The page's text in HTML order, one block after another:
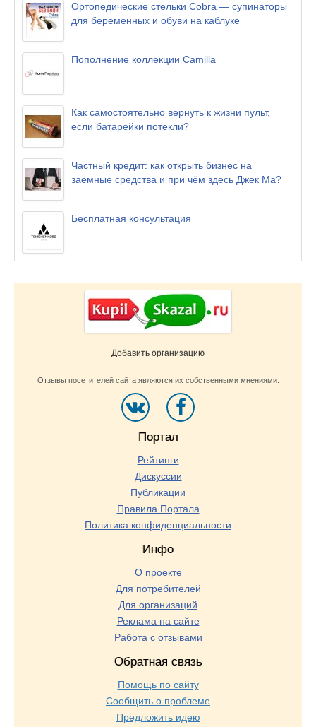
Ортопедические стельки Cobra — супинаторы
для беременных и обуви на каблуке
Пополнение коллекции Camilla
Как самостоятельно вернуть к жизни пульт,
если батарейки потекли?
Частный кредит: как открыть бизнес на
заёмные средства и при чём здесь Джек Ма?
Бесплатная консультация
Добавить организацию
Отзывы посетителей сайта являются их собственными мнениями.
Портал
Рейтинги
Дискуссии
Публикации
Правила Портала
Политика конфиденциальности
Инфо
О проекте
Для потребителей
Для организаций
Реклама на сайте
Работа с отзывами
Обратная связь
Помощь по сайту
Сообщить о проблеме
Предложить идею